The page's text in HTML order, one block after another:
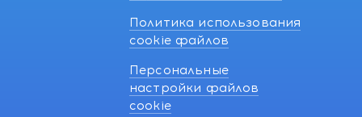
Политика использования
cookie файлов
Персональные
настройки файлов
cookie